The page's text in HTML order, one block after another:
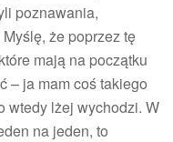
poznawania,
że poprzez tę
mają na początku
– ja mam coś takiego
wtedy lżej wychodzi. W
na jeden, to